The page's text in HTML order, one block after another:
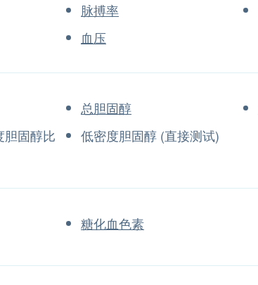
脉搏率
血压
总胆固醇
胆固醇比
低密度胆固醇 (直接测试)
糖化血色素